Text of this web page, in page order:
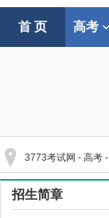
首 页 高考
3773考试网 - 高考 -
招生简章